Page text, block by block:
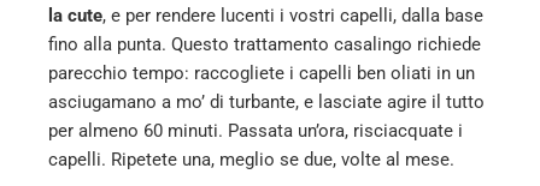
la cute, e per rendere lucenti i vostri capelli, dalla base
fino alla punta. Questo trattamento casalingo richiede
parecchio tempo: raccogliete i capelli ben oliati in un
asciugamano a mo’ di turbante, e lasciate agire il tutto
per almeno 60 minuti. Passata un’ora, risciacquate i
capelli. Ripetete una, meglio se due, volte al mese.